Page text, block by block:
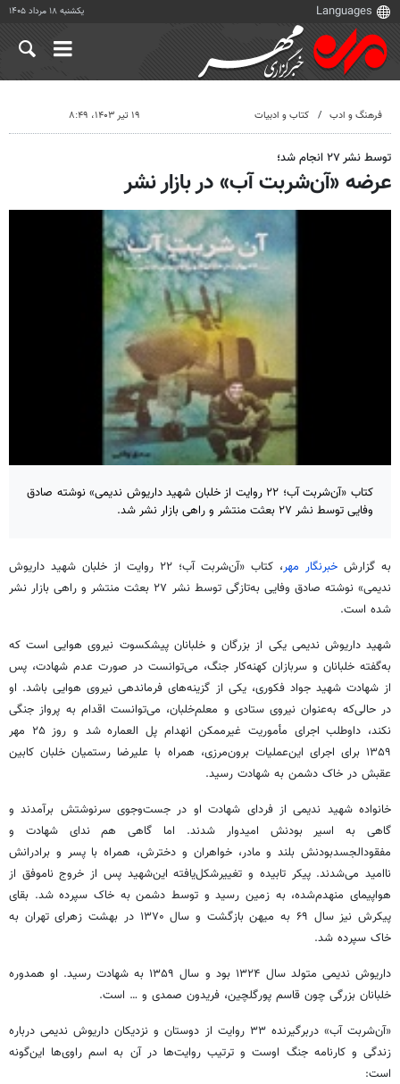
یکشنبه ۱۸ مرداد ۱۴۰۵
فرهنگ و ادب کتاب و ادبیات ۱۹ تیر ۱۴۰۳، ۸:۴۹
توسط نشر ۲۷ انجام شد؛
عرضه «آن‌شربت آب» در بازار نشر
کتاب «آن‌شربت آب؛ ۲۲ روایت از خلبان شهید داریوش ندیمی» نوشته صادق
وفایی توسط نشر ۲۷ بعثت منتشر و راهی بازار نشر شد.
به گزارش خبرنگار مهر
، کتاب «آن‌شربت آب؛ ۲۲ روایت از خلبان شهید داریوش
ندیمی» نوشته صادق وفایی به‌تازگی توسط نشر ۲۷ بعثت منتشر و راهی بازار نشر
شده است.
شهید داریوش ندیمی یکی از بزرگان و خلبانان پیشکسوت نیروی هوایی است که
به‌گفته خلبانان و سربازان کهنه‌کار جنگ، می‌توانست در صورت عدم شهادت، پس
از شهادت شهید جواد فکوری، یکی از گزینه‌های فرماندهی نیروی هوایی باشد. او
در حالی‌که به‌عنوان نیروی ستادی و معلم‌خلبان، می‌توانست اقدام به پرواز جنگی
نکند، داوطلب اجرای مأموریت غیرممکن انهدام پل العماره شد و روز ۲۵ مهر
۱۳۵۹ برای اجرای این‌عملیات برون‌مرزی، همراه با علیرضا رستمیان خلبان کابین
عقبش در خاک دشمن به شهادت رسید.
خانواده شهید ندیمی از فردای شهادت او در جست‌وجوی سرنوشتش برآمدند و
گاهی به اسیر بودنش امیدوار شدند. اما گاهی هم ندای شهادت و
مفقودالجسدبودنش بلند و مادر، خواهران و دخترش، همراه با پسر و برادرانش
ناامید می‌شدند. پیکر تابیده و تغییرشکل‌یافته این‌شهید پس از خروج ناموفق از
هواپیمای منهدم‌شده، به زمین رسید و توسط دشمن به خاک سپرده شد. بقای
پیکرش نیز سال ۶۹ به میهن بازگشت و سال ۱۳۷۰ در بهشت زهرای تهران به
خاک سپرده شد.
داریوش ندیمی متولد سال ۱۳۲۴ بود و سال ۱۳۵۹ به شهادت رسید. او همدوره
خلبانان بزرگی چون قاسم پورگلچین، فریدون صمدی و … است.
«آن‌شربت آب» دربرگیرنده ۳۳ روایت از دوستان و نزدیکان داریوش ندیمی درباره
زندگی و کارنامه جنگ اوست و ترتیب روایت‌ها در آن به اسم راوی‌ها این‌گونه
است: